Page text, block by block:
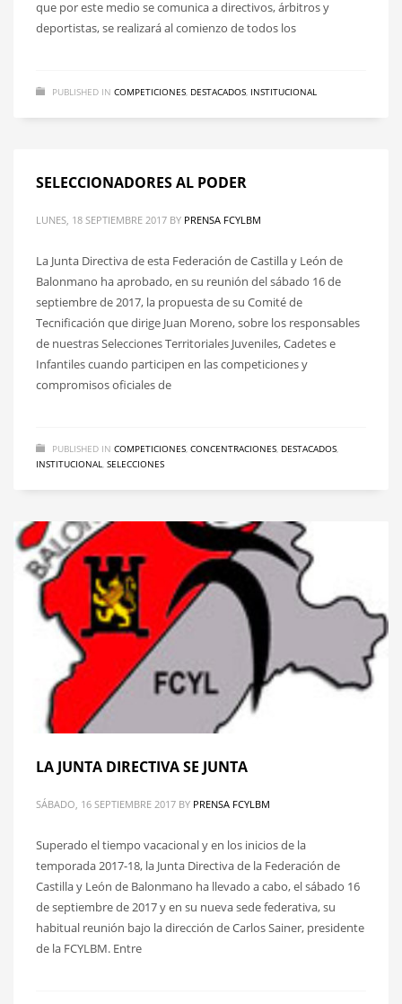
que por este medio se comunica a directivos, árbitros y
deportistas, se realizará al comienzo de todos los
PUBLISHED IN COMPETICIONES DESTACADOS INSTITUCIONAL
SELECCIONADORES AL PODER
LUNES, 18 SEPTIEMBRE 2017 BY PRENSA FCYLBM
La Junta Directiva de esta Federación de Castilla y León de
Balonmano ha aprobado, en su reunión del sábado 16 de
septiembre de 2017, la propuesta de su Comité de
Tecnificación que dirige Juan Moreno, sobre los responsables
de nuestras Selecciones Territoriales Juveniles, Cadetes e
Infantiles cuando participen en las competiciones y
compromisos oficiales de
PUBLISHED IN COMPETICIONES CONCENTRACIONES DESTACADOS
INSTITUCIONAL SELECCIONES
LA JUNTA DIRECTIVA SE JUNTA
SÁBADO, 16 SEPTIEMBRE 2017 BY PRENSA FCYLBM
Superado el tiempo vacacional y en los inicios de la
temporada 2017-18, la Junta Directiva de la Federación de
Castilla y León de Balonmano ha llevado a cabo, el sábado 16
de septiembre de 2017 y en su nueva sede federativa, su
habitual reunión bajo la dirección de Carlos Sainer, presidente
de la FCYLBM. Entre